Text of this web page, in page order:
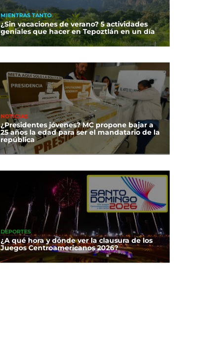
MIENTRAS TANTO
¿Sin vacaciones de verano? 5 actividades
geniales que hacer en Tepoztlán en un día
NOTICIAS
¿Presidentes jóvenes? MC propone bajar a
25 años la edad para ser el mandatario de la
república
DEPORTES
¿A qué hora y dónde ver la clausura de los
Juegos Centroamericanos 2026?